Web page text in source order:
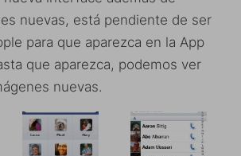
nuevas, está pendiente de ser
para que aparezca en la App
que aparezca, podemos ver
nuevas.